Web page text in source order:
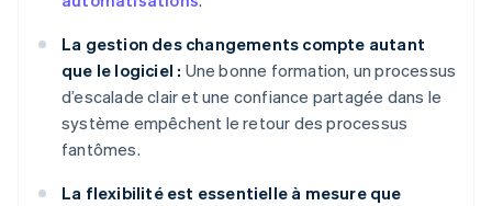
La gestion des changements compte autant
que le logiciel : Une bonne formation, un processus
d’escalade clair et une confiance partagée dans le
système empêchent le retour des processus
fantômes.
La flexibilité est essentielle à mesure que